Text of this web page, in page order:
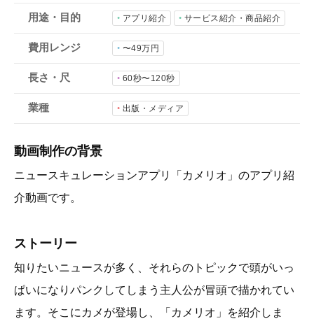
- 動画に関するご相談はこちら -
お問合わせ・無料見積もり
資料ダウンロード
用途・目的 アプリ紹介 サービス紹介・商品紹介
費用レンジ 〜49万円
長さ・尺 60秒〜120秒
業種 出版・メディア
動画制作の背景
ニュースキュレーションアプリ「カメリオ」のアプリ紹
介動画です。
ストーリー
知りたいニュースが多く、それらのトピックで頭がいっ
ぱいになりパンクしてしまう主人公が冒頭で描かれてい
ます。そこにカメが登場し、「カメリオ」を紹介しま